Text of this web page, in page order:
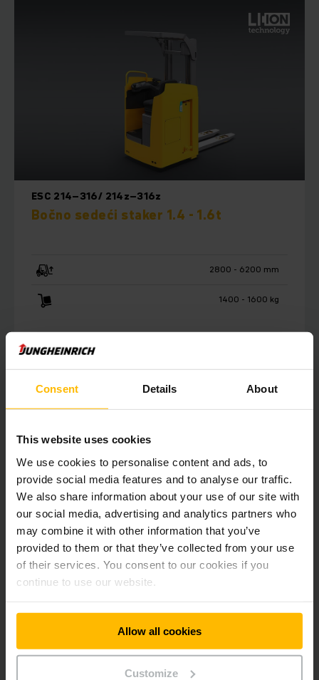
Consent Details About
This website uses cookies
We use cookies to personalise content and ads, to
provide social media features and to analyse our traffic.
We also share information about your use of our site with
our social media, advertising and analytics partners who
may combine it with other information that you’ve
provided to them or that they’ve collected from your use
of their services. You consent to our cookies if you
continue to use our website.
Allow all cookies
Customize
ESC 214–316/ 214z–316z
Bočno sedeći staker 1.4 - 1.6t
2800 - 6200 mm
1400 - 1600 kg
SAZNAJTE VIŠE
POSTAVITE UPIT